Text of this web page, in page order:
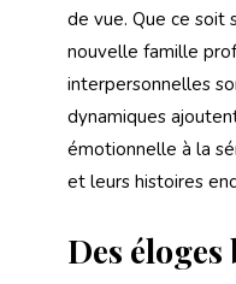
de vue. Que ce soit
nouvelle famille
interpersonnelles
dynamiques
émotionnelle à la
et leurs histoires
Des